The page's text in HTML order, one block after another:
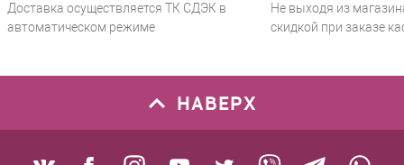
Доставка осуществляется ТК СДЭК в
автоматическом режиме
Не выходя из
скидкой при заказе
НАВЕРХ